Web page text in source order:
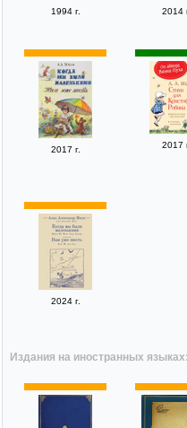
1994 г. 2014
2017 г. 2017
2024 г.
Издания на иностранных языках: